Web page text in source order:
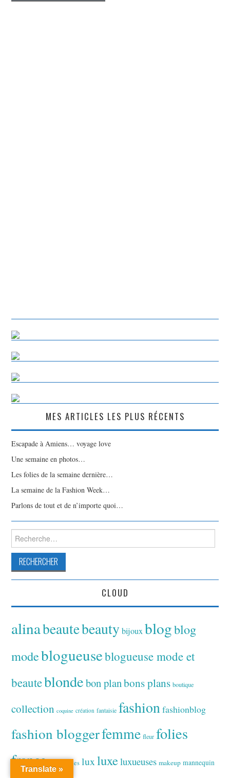
MES ARTICLES LES PLUS RÉCENTS
Escapade à Amiens… voyage love
Une semaine en photos…
Les folies de la semaine dernière…
La semaine de la Fashion Week…
Parlons de tout et de n’importe quoi…
Rechercher :
CLOUD
alinabeautebeauty bijoux blogblog
modeblogueuseblogueuse mode et
beauteblondebon planbons plans boutique
collection coquine création fantaisie fashionfashionblog
fashion bloggerfemme fleur folies
france
lunettes luxluxeluxueuses makeup mannequin
Translate »